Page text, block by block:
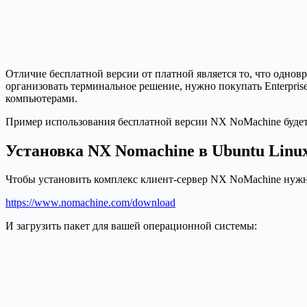
Отличие бесплатной версии от платной является то, что
организовать терминальное решение, нужно покупать
компьютерами.
Пример использования бесплатной версии NX NoMachine
Установка NX Nomachine в Ubuntu
Чтобы установить комплекс клиент-сервер NX NoMachine
https://www.nomachine.com/download
И загрузить пакет для вашей операционной системы: